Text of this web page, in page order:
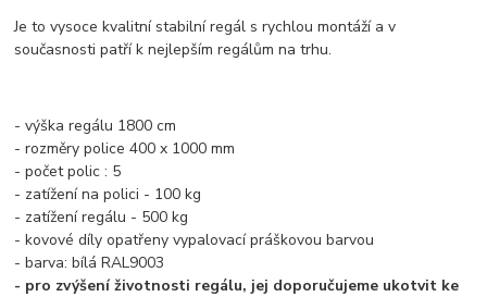
Je to vysoce kvalitní stabilní regál s rychlou montáží a v
současnosti patří k nejlepším regálům na trhu.
- výška regálu 1800 cm
- rozměry police 400 x 1000 mm
- počet polic : 5
- zatížení na polici - 100 kg
- zatížení regálu - 500 kg
- kovové díly opatřeny vypalovací práškovou barvou
- barva: bílá RAL9003
- pro zvýšení životnosti regálu, jej doporučujeme ukotvit ke